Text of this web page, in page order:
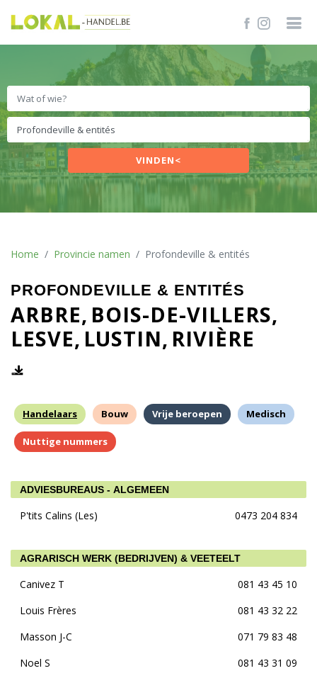
VINDEN<
Home Provincie namen Profondeville & entités
PROFONDEVILLE & ENTITÉS
ARBRE BOIS-DE-VILLERS
LESVE LUSTIN RIVIÈRE
Handelaars Bouw Vrije beroepen Medisch
Nuttige nummers
ADVIESBUREAUS - ALGEMEEN
P'tits Calins (Les) 0473 204 834
AGRARISCH WERK (BEDRIJVEN) & VEETEELT
Canivez T
081 43 45 10
Louis Frères
081 43 32 22
Masson J-C
071 79 83 48
Noel S
081 43 31 09